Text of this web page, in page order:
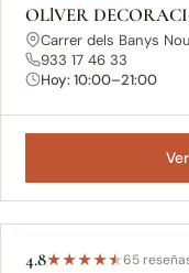
OLlVER
Carrer dels Banys
933 17 46 33
Hoy: 10:00–21:00
4.8★★★★★65